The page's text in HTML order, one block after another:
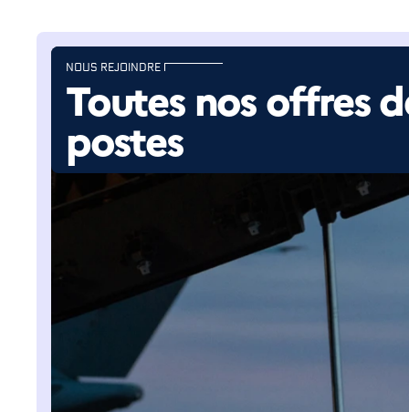
Toutes nos offres
postes
NOUS REJOINDRE